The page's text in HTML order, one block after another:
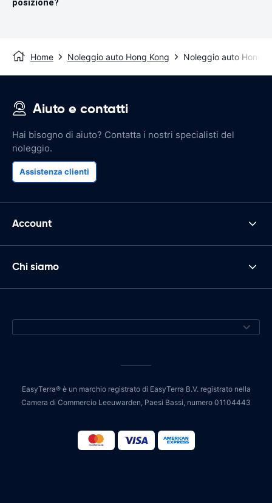
posizione?
Home Noleggio auto Hong Kong Noleggio auto Hong
Aiuto e contatti
Hai bisogno di aiuto? Contatta i nostri specialisti del
noleggio.
Assistenza clienti
Account
Chi siamo
EasyTerra® è un marchio registrato di EasyTerra B.V. registrato nella
Camera di Commercio Leeuwarden, Paesi Bassi, numero 01104443